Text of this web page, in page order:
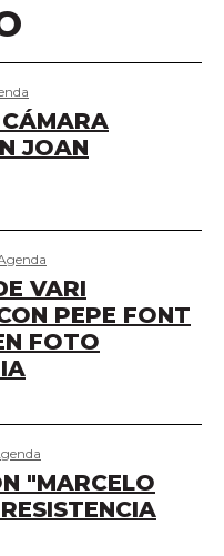
JOAN
VARI
PEPE FONT
FOTO
"MARCELO